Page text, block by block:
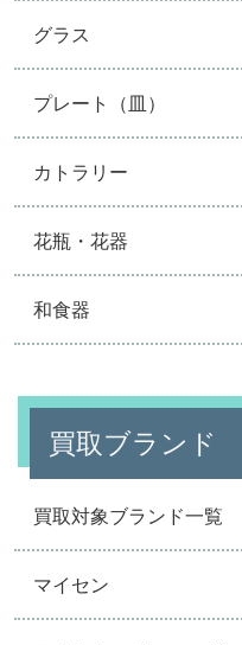
グラス
プレート（皿）
カトラリー
花瓶・花器
和食器
買取ブランド
買取対象ブランド一覧
マイセン